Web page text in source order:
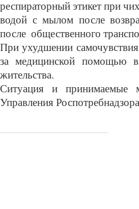
респираторный этикет при
водой с мылом после
после общественного
При ухудшении
за медицинской помощью
жительства.
Ситуация и принимаемые
Управления